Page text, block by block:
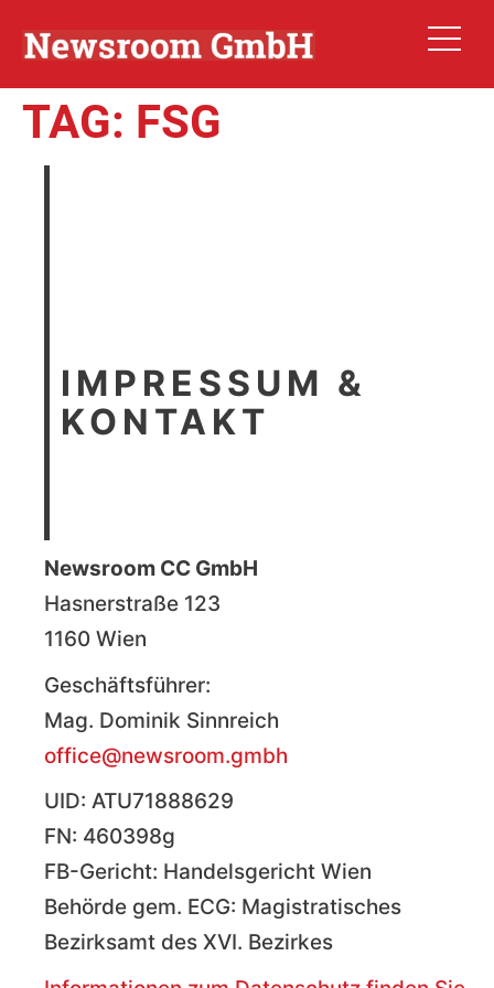
TAG: FSG
IMPRESSUM &
KONTAKT
Newsroom CC GmbH
Hasnerstraße 123
1160 Wien
Geschäftsführer:
Mag. Dominik Sinnreich
office@newsroom.gmbh
UID: ATU71888629
FN: 460398g
FB-Gericht: Handelsgericht Wien
Behörde gem. ECG: Magistratisches
Bezirksamt des XVI. Bezirkes